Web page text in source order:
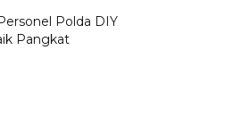
Polda DIY
Pangkat